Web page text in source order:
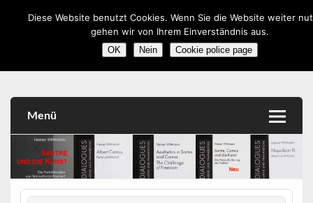
contentromanistik.info
Vorträge, Workshops, Literatur, Kulturwissenschaft,
Menü
Diese Website benutzt Cookies. Wenn Sie die Website weiter
gehen wir von Ihrem Einverständnis aus.
OK Nein Cookie police page